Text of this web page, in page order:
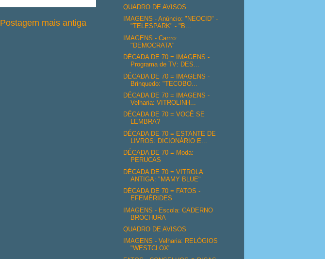
Postagem mais antiga
QUADRO DE AVISOS
IMAGENS - Anúncio: "NEOCID" -
"TELESPARK" - "B...
IMAGENS - Carrro:
"DEMOCRATA"
DÉCADA DE 70 = IMAGENS -
Programa de TV: DES...
DÉCADA DE 70 = IMAGENS -
Brinquedo: "TECOBO...
DÉCADA DE 70 = IMAGENS -
Velharia: VITROLINH...
DÉCADA DE 70 = VOCÊ SE
LEMBRA?
DÉCADA DE 70 = ESTANTE DE
LIVROS: DICIONÁRIO E...
DÉCADA DE 70 = Moda:
PERUCAS
DÉCADA DE 70 = VITROLA
ANTIGA: "MAMY BLUE"
DÉCADA DE 70 = FATOS -
EFEMÉRIDES
IMAGENS - Escola: CADERNO
BROCHURA
QUADRO DE AVISOS
IMAGENS - Velharia: RELÓGIOS
"WESTCLOX"